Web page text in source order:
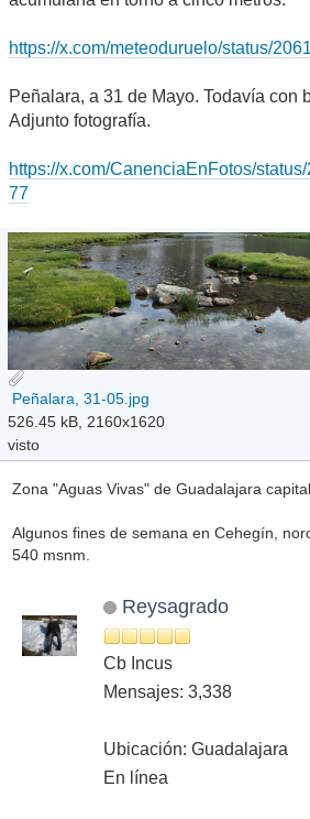
https://x.com/meteoduruelo/status/
Peñalara, a 31 de Mayo. Todavía con
Adjunto fotografía.
https://x.com/CanenciaEnFotos/
77
Peñalara, 31-05.jpg
526.45 kB, 2160x1620
visto
Zona "Aguas Vivas" de Guadalajara
Algunos fines de semana en Cehegín,
540 msnm.
Reysagrado
Cb Incus
Mensajes: 3,338
Ubicación: Guadalajara
En línea